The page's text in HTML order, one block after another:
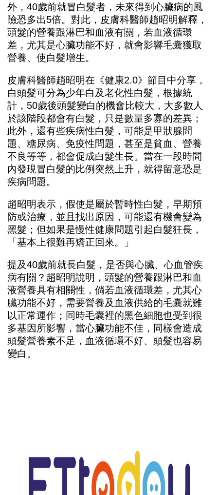
外，40歲前就冒白髮者，未來得到心臟病的風
險恐多出5倍。對此，皮膚科醫師趙昭明解釋，
頭髮的營養跟淋巴和血液有關，若血液循環
差，尤其是心臟功能不好，就會影響毛囊獲取
營養、使白髮增生。
皮膚科醫師趙昭明在《健康2.0》節目中分享，
白頭髮可分為少年白及老化性白髮，根據統
計，50歲後頭髮變白的機會比較大，大多數人
於該階段都會有白髮，只是數量多寡的差異；
此外，還有些疾病性白髮，可能是甲狀腺問
題、糖尿病、免疫性問題，甚至是貧血、營養
不良等等，都會促成白髮生長。當在一段時間
內發現冒白髮的比例突然上升，就得留意恐是
疾病問題。
趙昭明表示，假使是屬於暫時性白髮，早期預
防或治療，並且找出原因，可能還有機會變為
黑髮；但如果是慢性健康問題引起白髮狂長，
「基本上很難再矯正回來。」
提及40歲前就長白髮，是否與心臟、心血管疾
病有關？趙昭明說明，頭髮的營養跟淋巴和血
液營養具有相關性，倘若血液循環差，尤其心
臟功能不好，需要營養及血液供給的毛囊就難
以正常運作；同時毛囊裡的黑色細胞也受到很
多基因所影響，當心臟功能不佳，同樣會造成
頭髮營養素不足，血液循環不好、頭髮也容易
變白。